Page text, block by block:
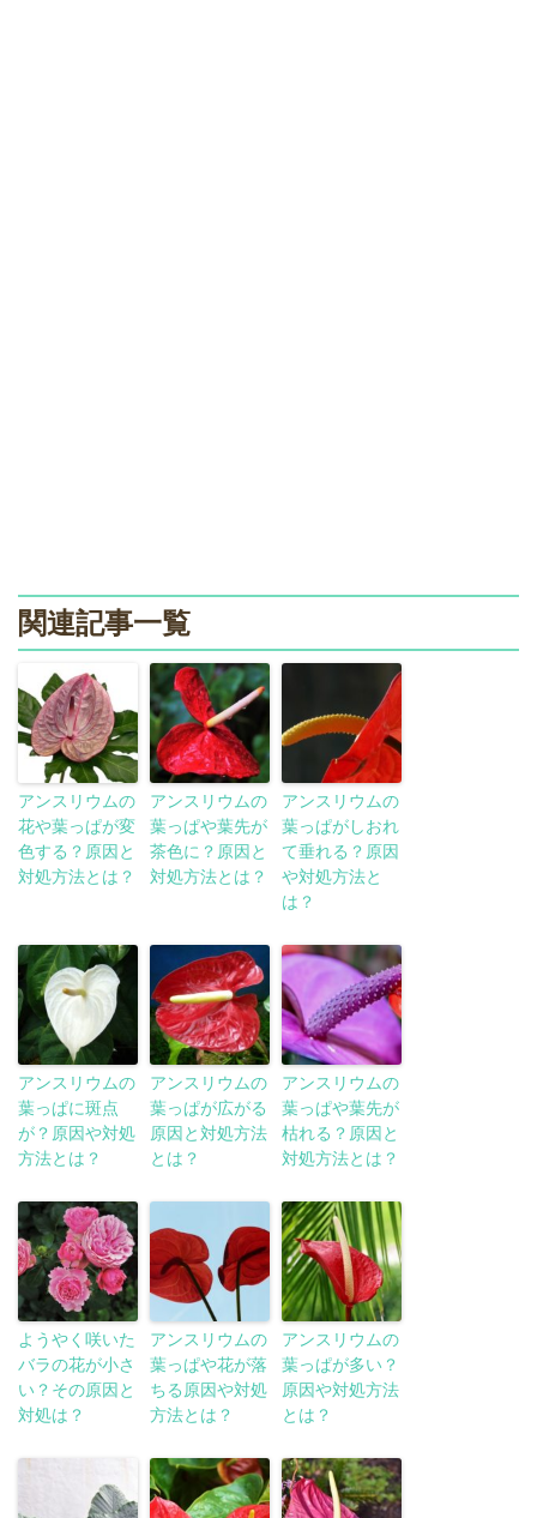
関連記事一覧
アンスリウムの
花や葉っぱが変
色する？原因と
対処方法とは？
アンスリウムの
葉っぱや葉先が
茶色に？原因と
対処方法とは？
アンスリウムの
葉っぱがしおれ
て垂れる？原因
や対処方法と
は？
アンスリウムの
葉っぱに斑点
が？原因や対処
方法とは？
アンスリウムの
葉っぱが広がる
原因と対処方法
とは？
アンスリウムの
葉っぱや葉先が
枯れる？原因と
対処方法とは？
ようやく咲いた
バラの花が小さ
い？その原因と
対処は？
アンスリウムの
葉っぱや花が落
ちる原因や対処
方法とは？
アンスリウムの
葉っぱが多い？
原因や対処方法
とは？